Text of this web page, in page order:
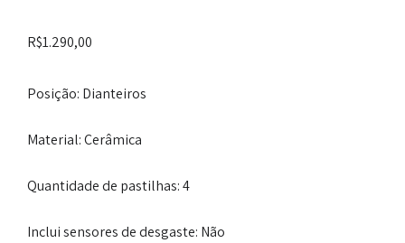
R$1.290,00
Posição: Dianteiros
Material: Cerâmica
Quantidade de pastilhas: 4
Inclui sensores de desgaste: Não